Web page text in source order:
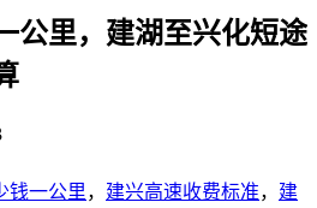
公里，建湖至兴化短途
钱一公里， 建兴高速收费标准， 建